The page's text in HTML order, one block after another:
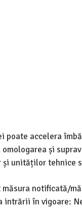
accelera
și
unităților tehnice
măsura notificată/
intrării în vigoare: